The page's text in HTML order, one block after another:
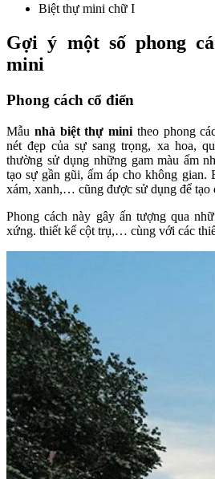
Biệt thự mini chữ I
Gợi ý một số phong
mini
Phong cách cổ điển
Mẫu nhà biệt thự mini theo phong
nét đẹp của sự sang trọng, xa hoa,
thường sử dụng những gam màu ấm
tạo sự gần gũi, ấm áp cho không gian.
xám, xanh,… cũng được sử dụng để tạo
Phong cách này gây ấn tượng qua
xứng. thiết kế cột trụ,… cùng với các